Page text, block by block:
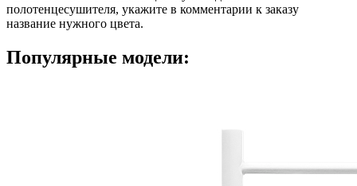
полотенцесушителя, укажите в комментарии к заказу
название нужного цвета.
Популярные модели: